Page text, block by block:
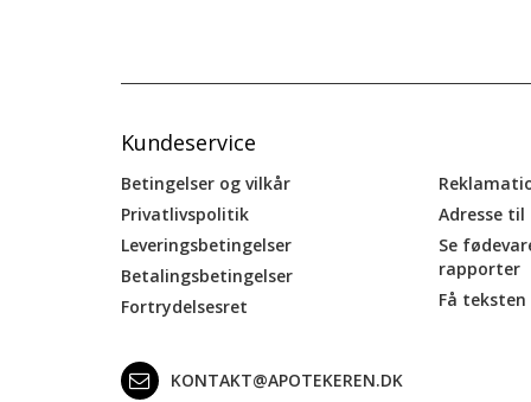
Kundeservice
Betingelser og vilkår
Privatlivspolitik
Leveringsbetingelser
Betalingsbetingelser
Fortrydelsesret
Adresse
Se
rapporter
Få
KONTAKT@APOTEKEREN.DK